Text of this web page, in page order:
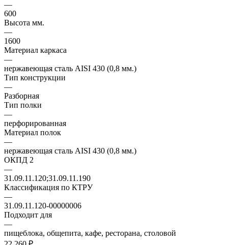
—
600
Высота мм.
—
1600
Материал каркаса
—
нержавеющая сталь AISI 430 (0,8 мм.)
Тип конструкции
—
Разборная
Тип полки
—
перфорированная
Материал полок
—
нержавеющая сталь AISI 430 (0,8 мм.)
ОКПД 2
—
31.09.11.120;31.09.11.190
Классификация по КТРУ
—
31.09.11.120-00000006
Подходит для
—
пищеблока, общепита, кафе, ресторана, столовой